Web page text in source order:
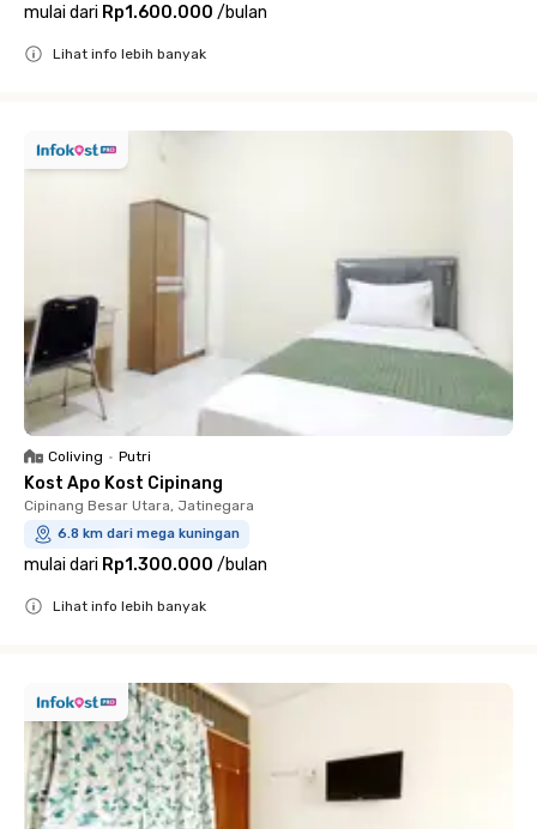
mulai dari Rp1.600.000 /bulan
Lihat info lebih banyak
Coliving • Putri
Kost Apo Kost Cipinang
Cipinang Besar Utara, Jatinegara
6.8 km dari mega kuningan
mulai dari Rp1.300.000 /bulan
Lihat info lebih banyak